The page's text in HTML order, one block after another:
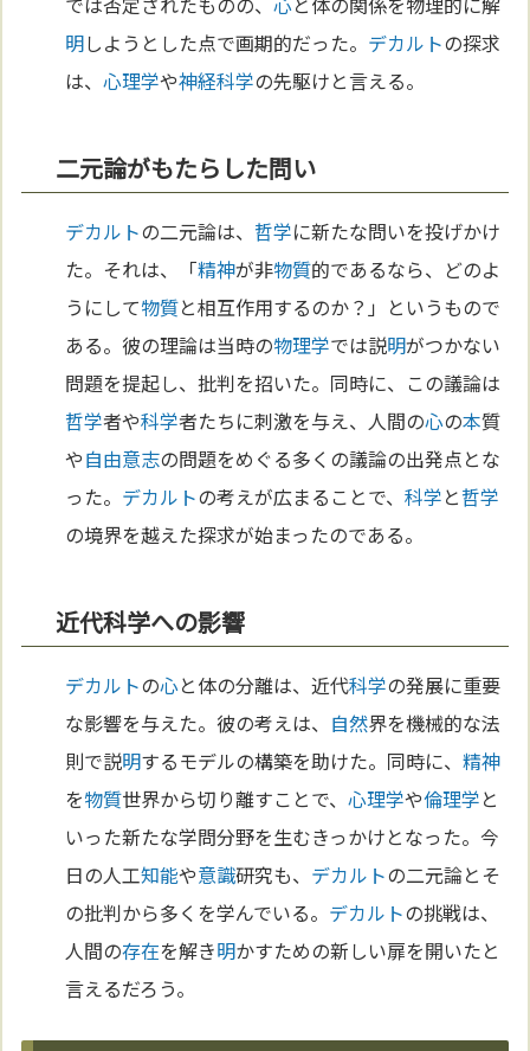
明しようとした点で画期的だった。 デカルトの探求
は、心理学や神経科学の先駆けと言える。
二元論がもたらした問い
デカルトの二元論は、 哲学に新たな問いを投げかけ
た。それは、「精神が非物質的であるなら、どのよ
うにして物質と相互作用するのか？」というもので
ある。彼の理論は当時の物理学では説明がつかない
問題を提起し、批判を招いた。同時に、この議論は
哲学者や科学者たちに刺激を与え、人間の心の本質
や自由意志の問題をめぐる多くの議論の出発点とな
った。 デカルトの考えが広まることで、科学と哲学
の境界を越えた探求が始まったのである。
近代科学への影響
デカルトの心と体の分離は、近代科学の発展に重要
な影響を与えた。彼の考えは、 自然界を機械的な法
則で説明するモデルの構築を助けた。同時に、精神
を物質世界から切り離すことで、心理学や倫理学と
いった新たな学問分野を生むきっかけとなった。今
日の人工知能や意識研究も、 デカルトの二元論とそ
の批判から多くを学んでいる。 デカルトの挑戦は、
人間の存在を解き明かすための新しい扉を開いたと
言えるだろう。